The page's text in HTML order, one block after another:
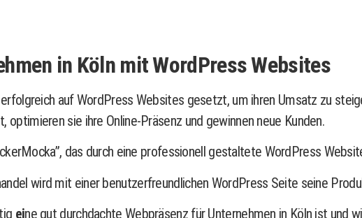
in Köln mit WordPress Websites
auf WordPress Websites gesetzt, um ihren Umsatz zu
sie ihre Online-Präsenz und gewinnen neue Kunden.
das durch eine professionell gestaltete WordPress
wird mit einer benutzerfreundlichen WordPress Seite seine
eine gut durchdachte Webpräsenz für Unternehmen in Köln ist und